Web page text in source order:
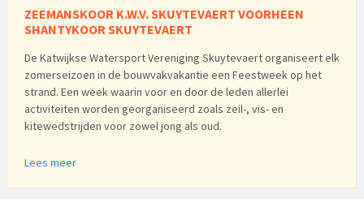
ZEEMANSKOOR K.W.V. SKUYTEVAERT VOORHEEN
SHANTYKOOR SKUYTEVAERT
De Katwijkse Watersport Vereniging Skuytevaert organiseert elk
zomerseizoen in de bouwvakvakantie een Feestweek op het
strand. Een week waarin voor en door de leden allerlei
activiteiten worden georganiseerd zoals zeil-, vis- en
kitewedstrijden voor zowel jong als oud.
Lees meer